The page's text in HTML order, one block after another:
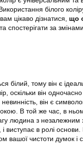
білого
цікаво дізнатися, що
спостерігати за
білий, тому він є
оскільки він
невинність, він є
В той же час, в
людина з незалежним
і виступає в ролі
вашої чистоти думок і